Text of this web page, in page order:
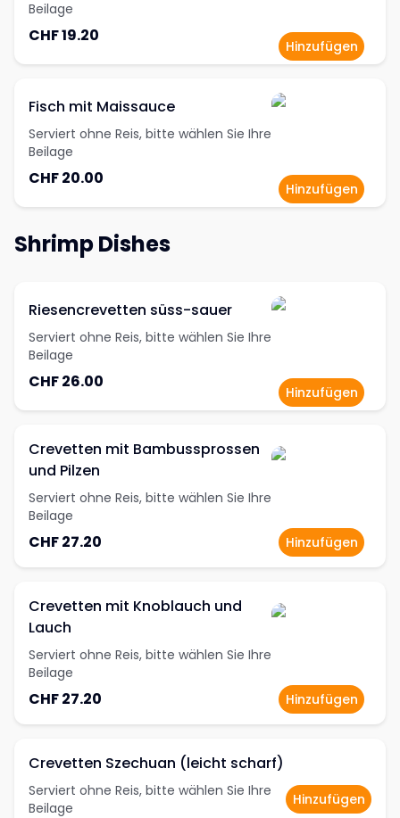
Beilage
CHF 19.20
Hinzufügen
Fisch mit Maissauce
Serviert ohne Reis, bitte wählen Sie Ihre
Beilage
CHF 20.00
Hinzufügen
Shrimp Dishes
Riesencrevetten süss-sauer
Serviert ohne Reis, bitte wählen Sie Ihre
Beilage
CHF 26.00
Hinzufügen
Crevetten mit Bambussprossen
und Pilzen
Serviert ohne Reis, bitte wählen Sie Ihre
Beilage
CHF 27.20 Hinzufügen
Crevetten mit Knoblauch und
Lauch
Serviert ohne Reis, bitte wählen Sie Ihre
Beilage
CHF 27.20 Hinzufügen
Crevetten Szechuan (leicht scharf)
Serviert ohne Reis, bitte wählen Sie Ihre
Beilage
Hinzufügen